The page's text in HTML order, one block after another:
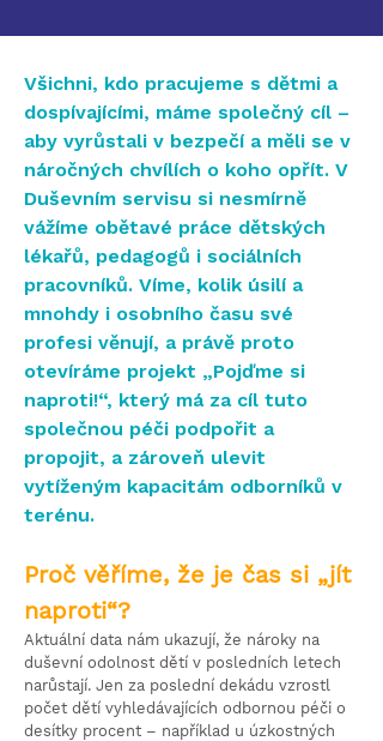
Všichni, kdo pracujeme s dětmi a
dospívajícími, máme společný cíl –
aby vyrůstali v bezpečí a měli se v
náročných chvílích o koho opřít. V
Duševním servisu si nesmírně
vážíme obětavé práce dětských
lékařů, pedagogů i sociálních
pracovníků. Víme, kolik úsilí a
mnohdy i osobního času své
profesi věnují, a právě proto
otevíráme projekt „Pojďme si
naproti!“, který má za cíl tuto
společnou péči podpořit a
propojit, a zároveň ulevit
vytíženým kapacitám odborníků v
terénu.
Proč věříme, že je čas si „jít
naproti“?
Aktuální data nám ukazují, že nároky na
duševní odolnost dětí v posledních letech
narůstají. Jen za poslední dekádu vzrostl
počet dětí vyhledávajících odbornou péči o
desítky procent – například u úzkostných